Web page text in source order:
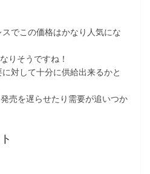
でこの価格はかなり人気にな
りそうですね！
対して十分に供給出来るかと
売を遅らせたり需要が追いつか